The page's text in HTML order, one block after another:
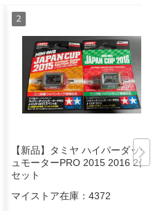
【新品】タミヤ ハイパーダッシ
ュモーターPRO 2015 2016 2個
セット
マイストア在庫： 4372